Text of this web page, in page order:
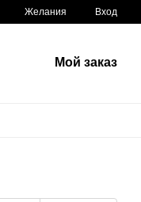
Желания Вход
Мой заказ